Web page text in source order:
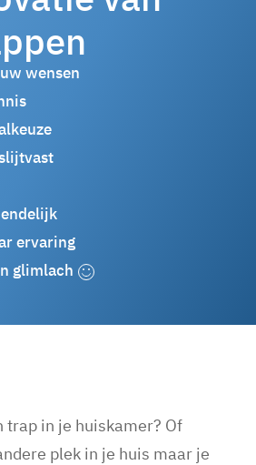
wensen
ervaring
glimlach
trap in je huiskamer? Of
plek in je huis maar je